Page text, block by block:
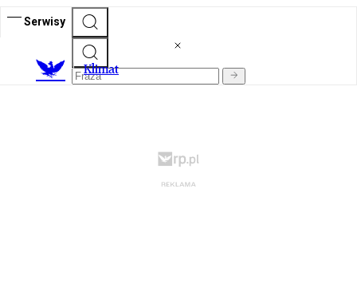
Serwisy
Klimat